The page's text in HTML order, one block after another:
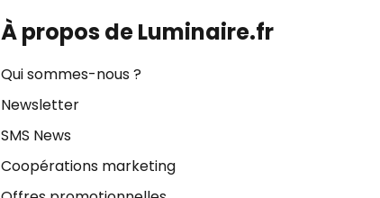
À propos de Luminaire.fr
Qui sommes-nous ?
Newsletter
SMS News
Coopérations marketing